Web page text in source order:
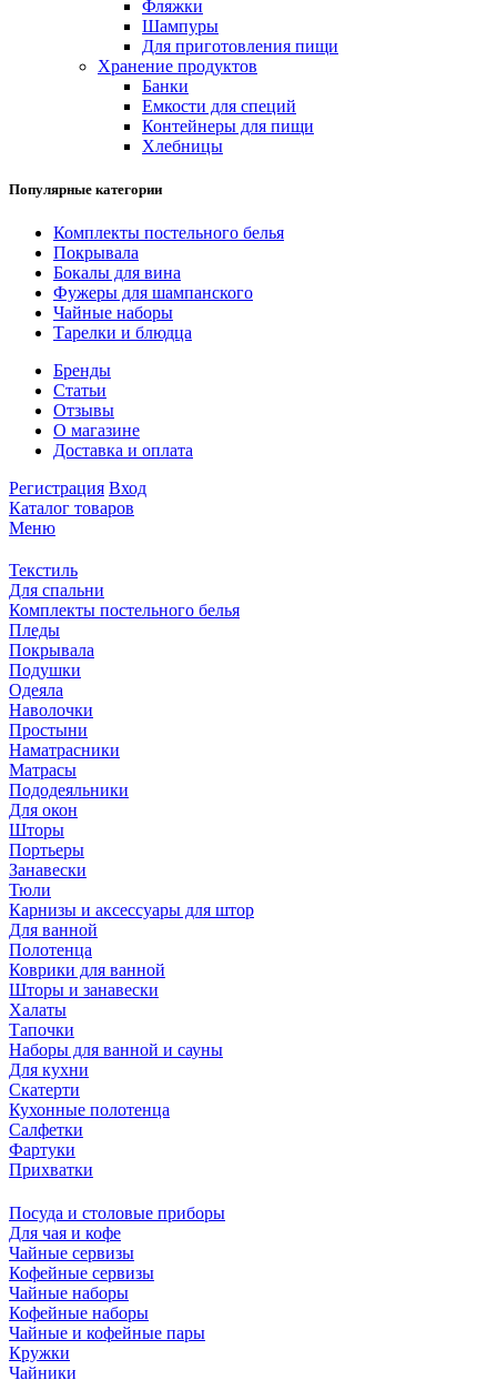
Фляжки
Шампуры
Для приготовления пищи
Хранение продуктов
Банки
Емкости для специй
Контейнеры для пищи
Хлебницы
Популярные категории
Комплекты постельного белья
Покрывала
Бокалы для вина
Фужеры для шампанского
Чайные наборы
Тарелки и блюдца
Бренды
Статьи
Отзывы
О магазине
Доставка и оплата
Регистрация Вход
Каталог товаров
Меню
Текстиль
Для спальни
Комплекты постельного белья
Пледы
Покрывала
Подушки
Одеяла
Наволочки
Простыни
Наматрасники
Матрасы
Пододеяльники
Для окон
Шторы
Портьеры
Занавески
Тюли
Карнизы и аксессуары для штор
Для ванной
Полотенца
Коврики для ванной
Шторы и занавески
Халаты
Тапочки
Наборы для ванной и сауны
Для кухни
Скатерти
Кухонные полотенца
Салфетки
Фартуки
Прихватки
Посуда и столовые приборы
Для чая и кофе
Чайные сервизы
Кофейные сервизы
Чайные наборы
Кофейные наборы
Чайные и кофейные пары
Кружки
Чайники